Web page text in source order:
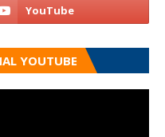
YOUTUBE